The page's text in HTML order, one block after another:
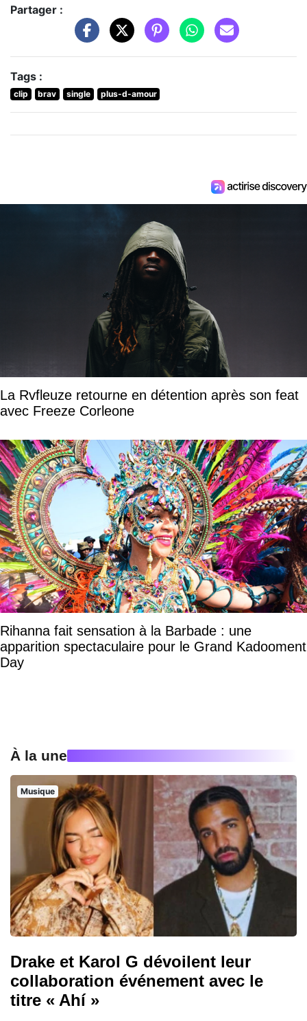
Partager :
Tags :
clip brav single plus-d-amour
La Rvfleuze retourne en détention après son feat
avec Freeze Corleone
Rihanna fait sensation à la Barbade : une
apparition spectaculaire pour le Grand Kadooment
Day
À la une
Musique
Drake et Karol G dévoilent leur
collaboration événement avec le
titre « Ahí »